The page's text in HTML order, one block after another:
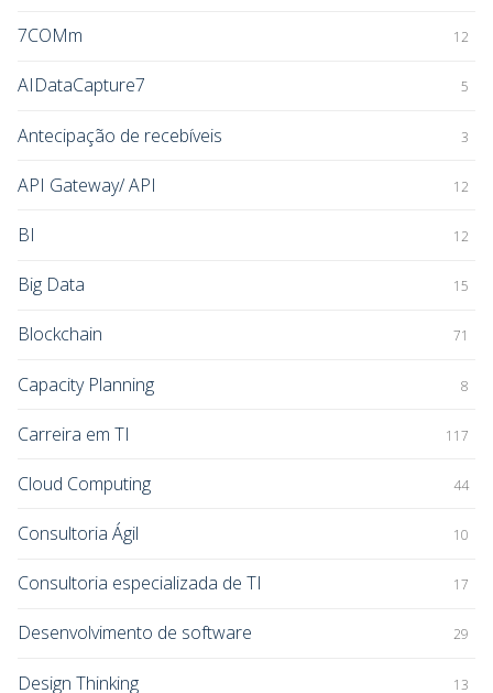
7COMm 12
AIDataCapture7 5
Antecipação de recebíveis 3
API Gateway/ API 12
BI 12
Big Data 15
Blockchain 71
Capacity Planning 8
Carreira em TI 117
Cloud Computing 44
Consultoria Ágil 10
Consultoria especializada de TI 17
Desenvolvimento de software 29
Design Thinking 13